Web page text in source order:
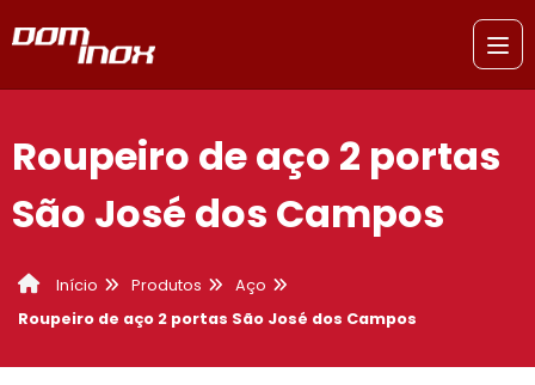
Roupeiro de aço 2 portas
São José dos Campos
Início Produtos
Aço
Roupeiro de aço 2 portas São José dos Campos